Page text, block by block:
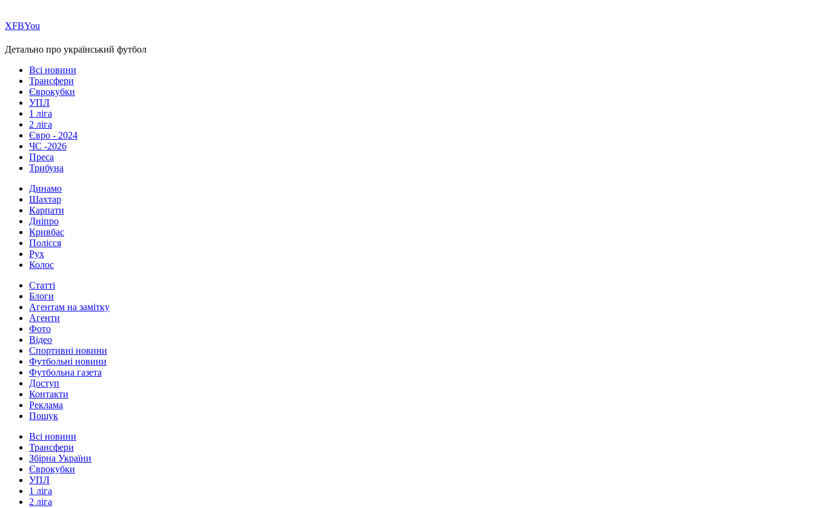
ХFBYou
Детально про український футбол
Всі новини
Трансфери
Єврокубки
УПЛ
1 ліга
2 ліга
Євро - 2024
ЧС -2026
Преса
Трибуна
Динамо
Шахтар
Карпати
Дніпро
Кривбас
Полісся
Рух
Колос
Статті
Блоги
Агентам на замітку
Агенти
Фото
Відео
Спортивні новини
Футбольні новини
Футбольна газета
Доступ
Контакти
Реклама
Пошук
Всі новини
Трансфери
Збірна України
Єврокубки
УПЛ
1 ліга
2 ліга